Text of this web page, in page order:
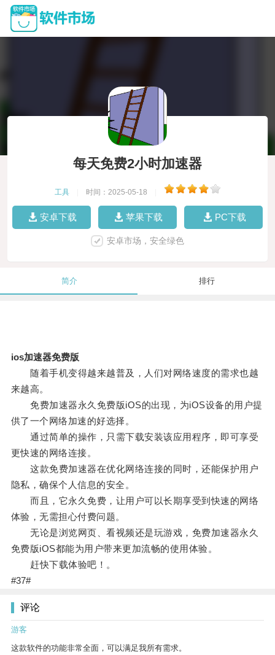
每天免费2小时加速器
工具 时间：2025-05-18
安卓下载 苹果下载 PC下载
安卓市场，安全绿色
简介 排行
ios加速器免费版
随着手机变得越来越普及，人们对网络速度的需求也越
来越高。
免费加速器永久免费版iOS的出现，为iOS设备的用户提
供了一个网络加速的好选择。
通过简单的操作，只需下载安装该应用程序，即可享受
更快速的网络连接。
这款免费加速器在优化网络连接的同时，还能保护用户
隐私，确保个人信息的安全。
而且，它永久免费，让用户可以长期享受到快速的网络
体验，无需担心付费问题。
无论是浏览网页、看视频还是玩游戏，免费加速器永久
免费版iOS都能为用户带来更加流畅的使用体验。
赶快下载体验吧！。
#37#
评论
游客
这款软件的功能非常全面，可以满足我所有需求。